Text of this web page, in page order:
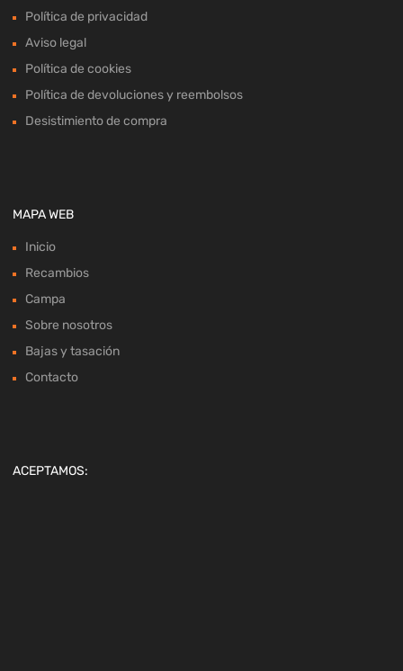
Desistimiento de compra
MAPA WEB
Sobre nosotros
Bajas y tasación
Contacto
ACEPTAMOS: